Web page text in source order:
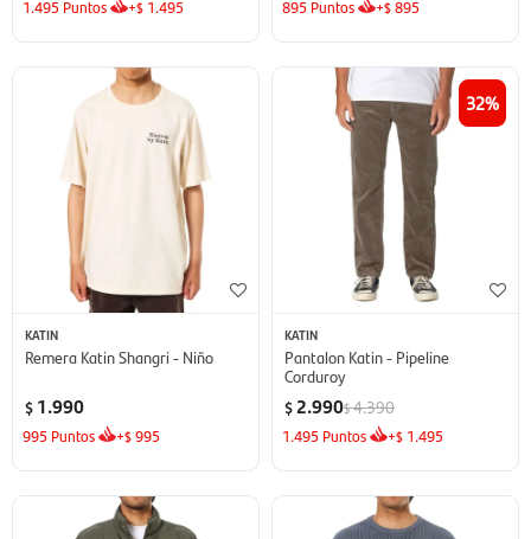
1.495 Puntos +$ 1.495 895 Puntos +$895
KATIN
Remera Katin Shangri - Niño
$ 1.990
995 Puntos +$995
32
KATIN
Pantalon Katin - Pipeline
Corduroy
$ 2.990$4.390
1.495 Puntos +$ 1.495